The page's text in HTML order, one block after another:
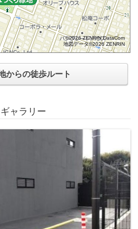
©2026 ZENRIN DataCom
地図データ©2026 ZENRIN
からの徒歩ルート
ャラリー